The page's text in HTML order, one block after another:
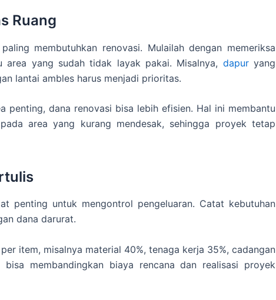
Ruang
membutuhkan renovasi. Mulailah dengan memeriksa
area yang sudah tidak layak pakai. Misalnya, dapuryang
lantai ambles harus menjadi prioritas.
penting, dana renovasi bisa lebih efisien. Hal ini membantu
area yang kurang mendesak, sehingga proyek tetap
penting untuk mengontrol pengeluaran. Catat kebutuhan
dana darurat.
item, misalnya material 40%, tenaga kerja 35%, cadangan
membandingkan biaya rencana dan realisasi proyek